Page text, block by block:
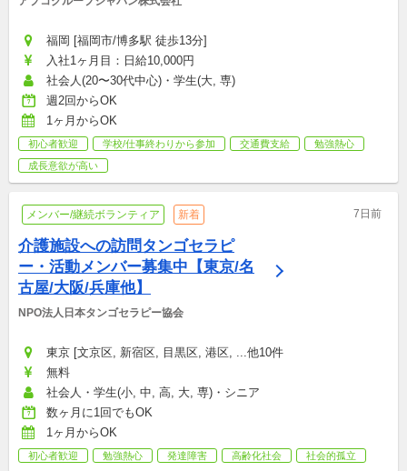
福岡 [福岡市/博多駅 徒歩13分]
入社1ヶ月目：日給10,000円
社会人(20〜30代中心)・学生(大, 専)
週2回からOK
1ヶ月からOK
初心者歓迎 学校/仕事終わりから参加 交通費支給
勉強熱心
成長意欲が高い
メンバー/継続ボランティア 新着 7日前
介護施設への訪問タンゴセラピ
ー・活動メンバー募集中【東京/名
古屋/大阪/兵庫他】
NPO法人日本タンゴセラピー協会
東京 [文京区, 新宿区, 目黒区, 港区, ...他10件
無料
社会人・学生(小, 中, 高, 大, 専)・シニア
数ヶ月に1回でもOK
1ヶ月からOK
初心者歓迎 勉強熱心 発達障害 高齢化社会 社会的孤立